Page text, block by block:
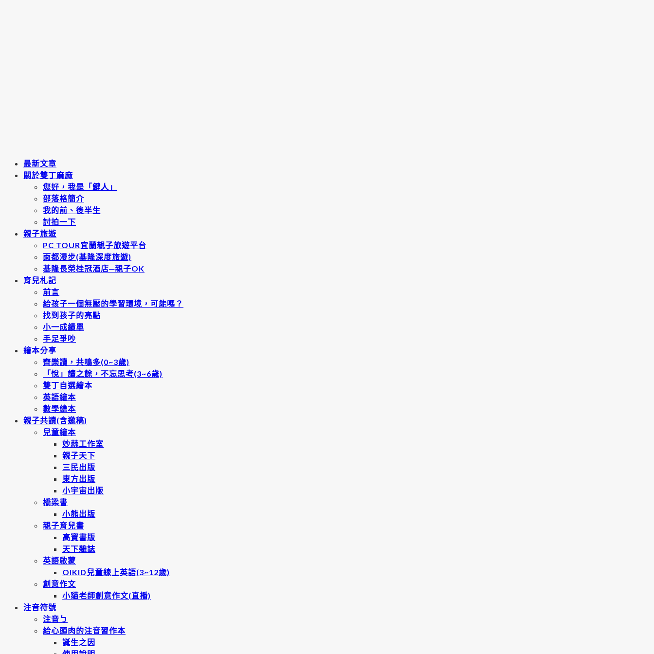
最新文章
關於雙丁麻麻
您好，我是「鍵人」
部落格簡介
我的前、後半生
討拍一下
親子旅遊
PC TOUR宜蘭親子旅遊平台
雨都漫步(基隆深度旅遊)
基隆長榮桂冠酒店─親子OK
育兒札記
前言
給孩子一個無壓的學習環境，可能嗎？
找到孩子的亮點
小一成績單
手足爭吵
繪本分享
齊樂讀，共鳴多(0~3歲)
「悅」讀之餘，不忘思考(3~6歲)
雙丁自選繪本
英語繪本
數學繪本
親子共讀(含邀稿)
兒童繪本
妙蒜工作室
親子天下
三民出版
東方出版
小宇宙出版
橋梁書
小熊出版
親子育兒書
高寶書版
天下雜誌
英語啟蒙
OIKID兒童線上英語(3~12歲)
創意作文
小貓老師創意作文(直播)
注音符號
注音ㄅ
給心頭肉的注音習作本
誕生之因